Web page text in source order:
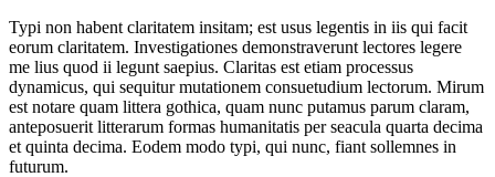
Typi non habent claritatem insitam; est usus legentis in iis qui facit
eorum claritatem. Investigationes demonstraverunt lectores legere
me lius quod ii legunt saepius. Claritas est etiam processus
dynamicus, qui sequitur mutationem consuetudium lectorum. Mirum
est notare quam littera gothica, quam nunc putamus parum claram,
anteposuerit litterarum formas humanitatis per seacula quarta decima
et quinta decima. Eodem modo typi, qui nunc, fiant sollemnes in
futurum.